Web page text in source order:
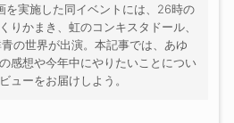
を実施した同イベントには、26時の
りかまき、虹のコンキスタドール、
の世界が出演。本記事では、あゆ
感想や今年中にやりたいことについ
ューをお届けしよう。